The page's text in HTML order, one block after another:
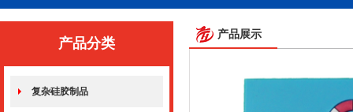
产品分类
复杂硅胶制品
产品展示